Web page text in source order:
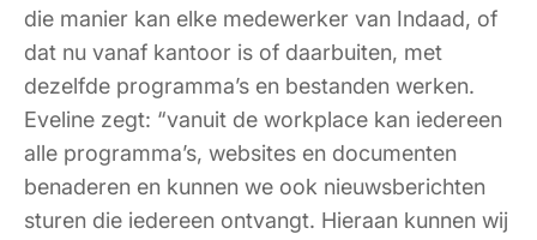
die manier kan elke medewerker van Indaad, of
dat nu vanaf kantoor is of daarbuiten, met
dezelfde programma’s en bestanden werken.
Eveline zegt: “vanuit de workplace kan iedereen
alle programma’s, websites en documenten
benaderen en kunnen we ook nieuwsberichten
sturen die iedereen ontvangt. Hieraan kunnen wij